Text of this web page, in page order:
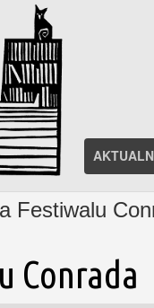
Festiwalu
Conrada